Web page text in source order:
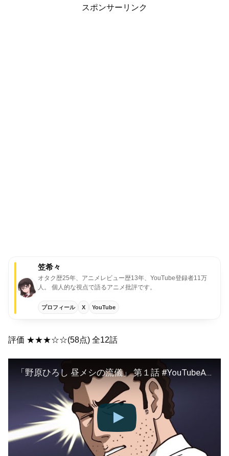
スポンサーリンク
笠希々
オタク歴25年、アニメレビュー歴13年、YouTube登録者11万
人。 個人的な視点で語るアニメ批評です。
プロフィール X YouTube
評価 ★★★☆☆(58点) 全12話
「野原ひろし 昼メシの流儀」 第１話 #YouTubeAnimeWeek